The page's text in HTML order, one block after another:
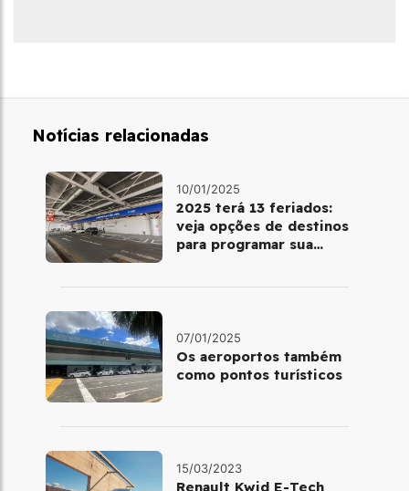
Notícias relacionadas
10/01/2025
2025 terá 13 feriados:
veja opções de destinos
para programar sua
07/01/2025
Os aeroportos também
como pontos turísticos
15/03/2023
Renault Kwid E-Tech